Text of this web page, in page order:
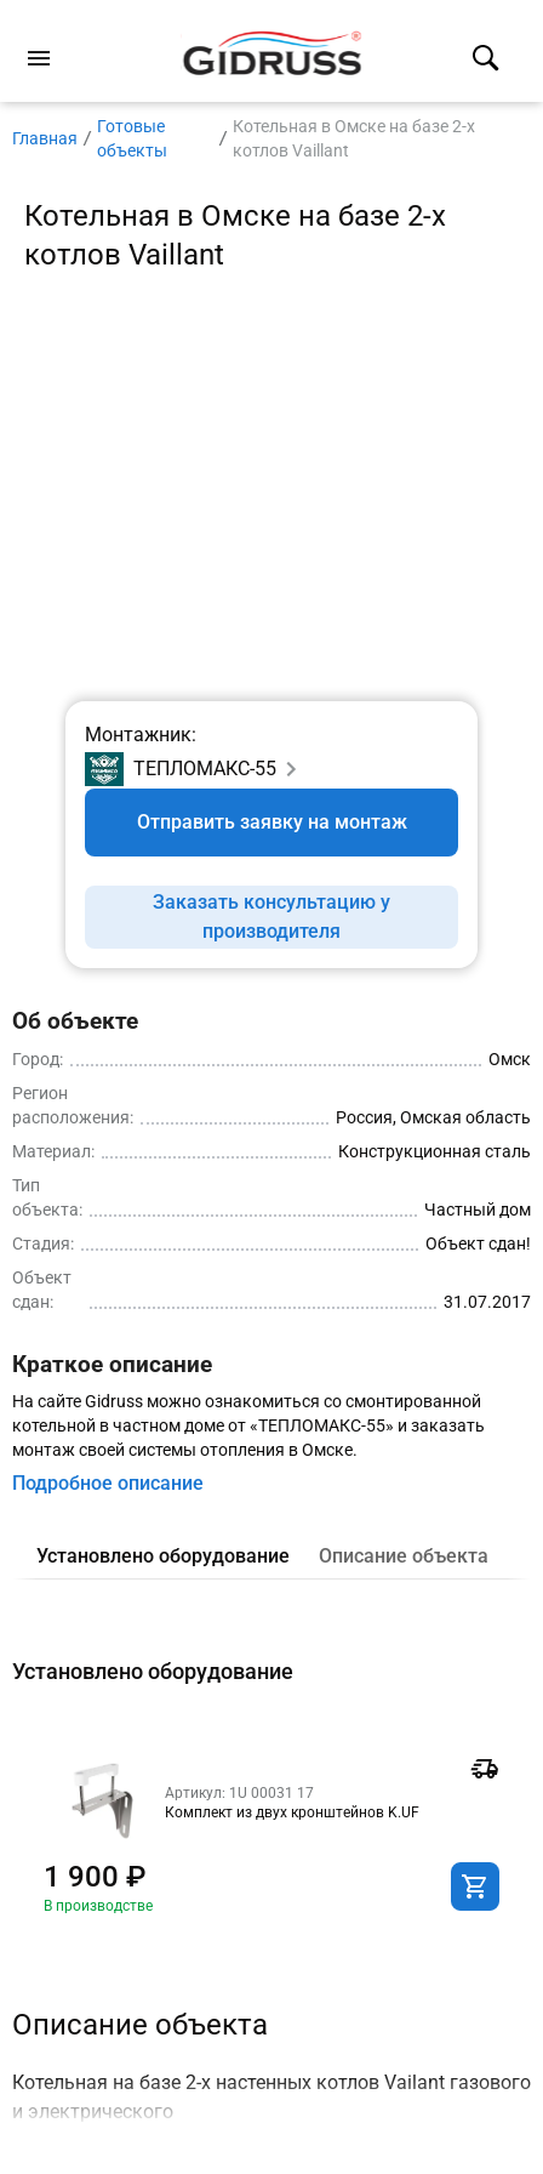
Главная
Готовые
объекты
Котельная в Омске на базе 2-х
котлов Vaillant
Котельная в Омске на базе 2-х
котлов Vaillant
Монтажник:
ТЕПЛОМАКС-55
Отправить заявку на монтаж
Заказать консультацию у
производителя
Об объекте
Город:
Омск
Регион
расположения:
Россия, Омская область
Материал:
Конструкционная сталь
Тип
объекта:
Частный дом
Стадия:
Объект сдан!
Объект
сдан:
31.07.2017
Краткое описание
На сайте Gidruss можно ознакомиться со смонтированной
котельной в частном доме от «ТЕПЛОМАКС-55» и заказать
монтаж своей системы отопления в Омске.
Подробное описание
Установлено оборудование Описание объекта
Установлено оборудование
Артикул: 1U 00031 17
Комплект из двух кронштейнов K.UF
1 900 ₽
В производстве
Описание объекта
Котельная на базе 2-х настенных котлов Vailant газового
и электрического